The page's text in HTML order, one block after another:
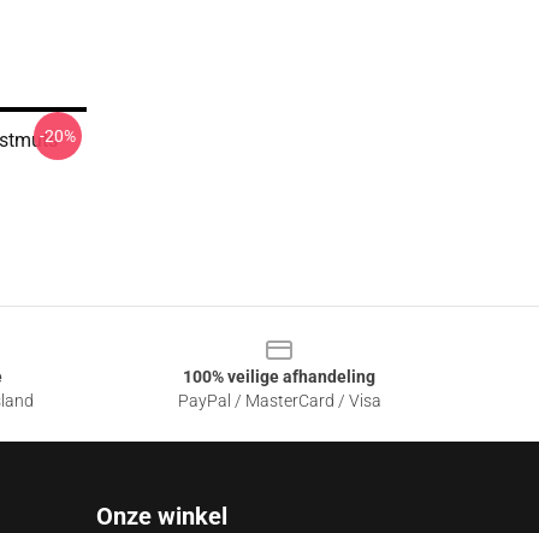
-20%
100% veilige afhandeling
PayPal / MasterCard / Visa
Onze winkel